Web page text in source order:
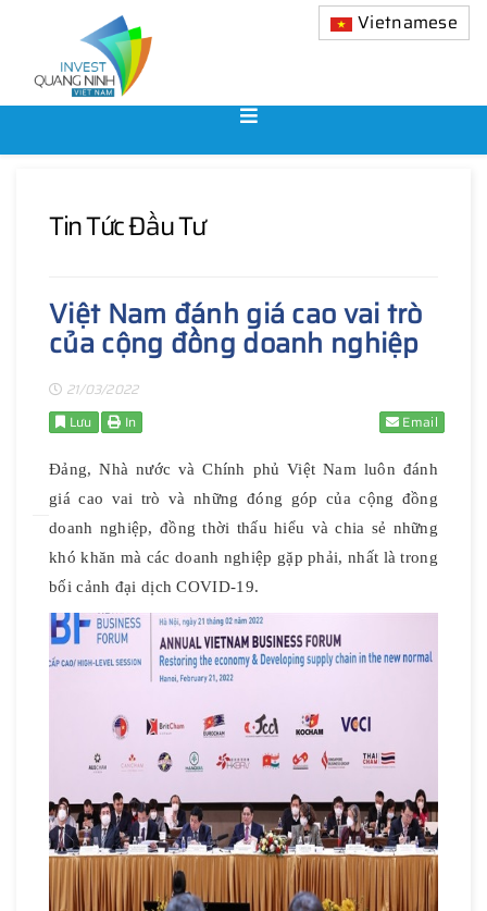
Vietnamese
Tin Tức Đầu Tư
Việt Nam đánh giá cao vai trò
của cộng đồng doanh nghiệp
21/03/2022
Lưu
In Email
Đảng, Nhà nước và Chính phủ Việt Nam luôn đánh
giá cao vai trò và những đóng góp của cộng đồng
doanh nghiệp, đồng thời thấu hiểu và chia sẻ những
khó khăn mà các doanh nghiệp gặp phải, nhất là trong
bối cảnh đại dịch COVID-19.